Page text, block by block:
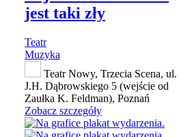
jest taki zły
Teatr
Muzyka
Teatr Nowy, Trzecia Scena, ul.
J.H. Dąbrowskiego 5 (wejście od
Zaułka K. Feldman), Poznań
Zobacz szczegóły